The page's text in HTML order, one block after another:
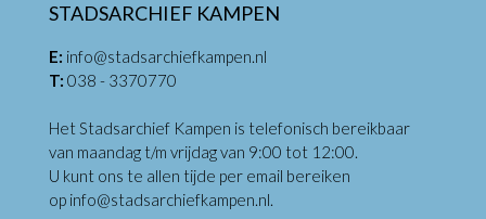
STADSARCHIEF KAMPEN
E: info@stadsarchiefkampen.nl
T: 038 - 3370770
Het Stadsarchief Kampen is telefonisch bereikbaar
van maandag t/m vrijdag van 9:00 tot 12:00.
U kunt ons te allen tijde per email bereiken
op info@stadsarchiefkampen.nl.